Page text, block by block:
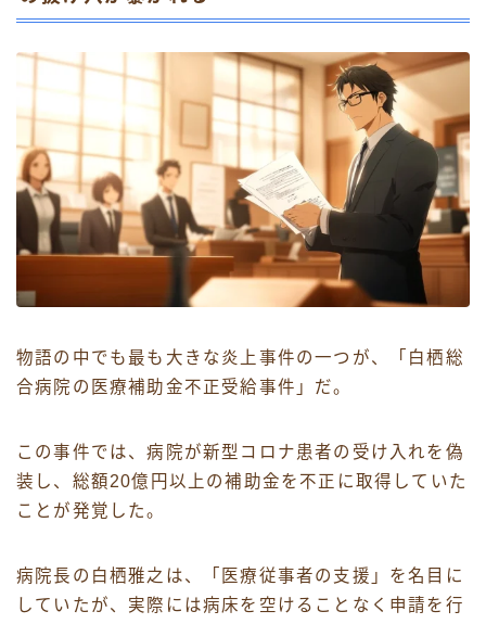
物語の中でも最も大きな炎上事件の一つが、「白栖総
合病院の医療補助金不正受給事件」だ。
この事件では、病院が新型コロナ患者の受け入れを偽
装し、総額20億円以上の補助金を不正に取得していた
ことが発覚した。
病院長の白栖雅之は、「医療従事者の支援」を名目に
していたが、実際には病床を空けることなく申請を行